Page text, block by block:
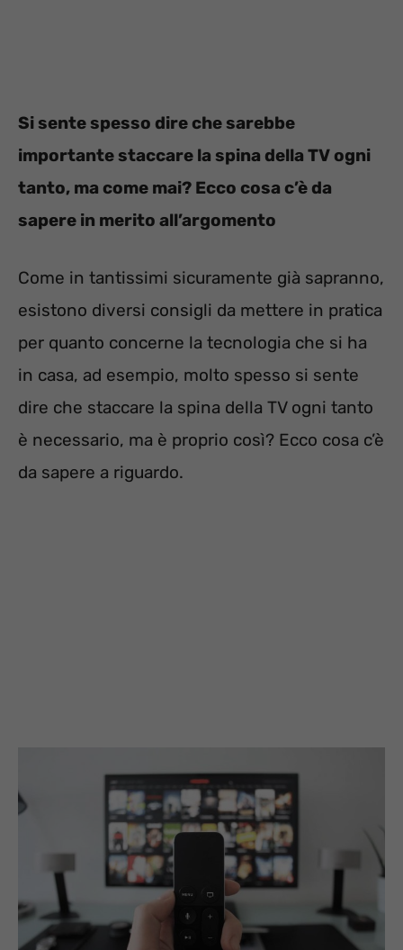
Si sente spesso dire che sarebbe
importante staccare la spina della TV ogni
tanto, ma come mai? Ecco cosa c’è da
sapere in merito all’argomento
Come in tantissimi sicuramente già sapranno,
esistono diversi consigli da mettere in pratica
per quanto concerne la tecnologia che si ha
in casa, ad esempio, molto spesso si sente
dire che staccare la spina della TV ogni tanto
è necessario, ma è proprio così? Ecco cosa c’è
da sapere a riguardo.